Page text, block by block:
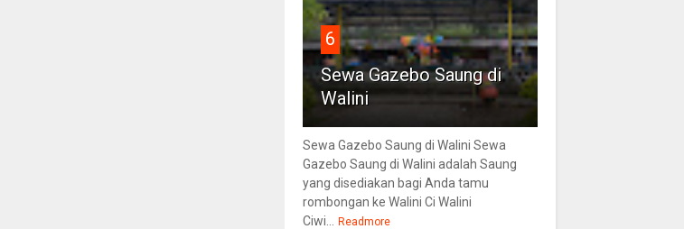
6
Sewa Gazebo Saung di
Walini
Sewa Gazebo Saung di Walini Sewa
Gazebo Saung di Walini adalah Saung
yang disediakan bagi Anda tamu
rombongan ke Walini Ci Walini
Ciwi... Readmore